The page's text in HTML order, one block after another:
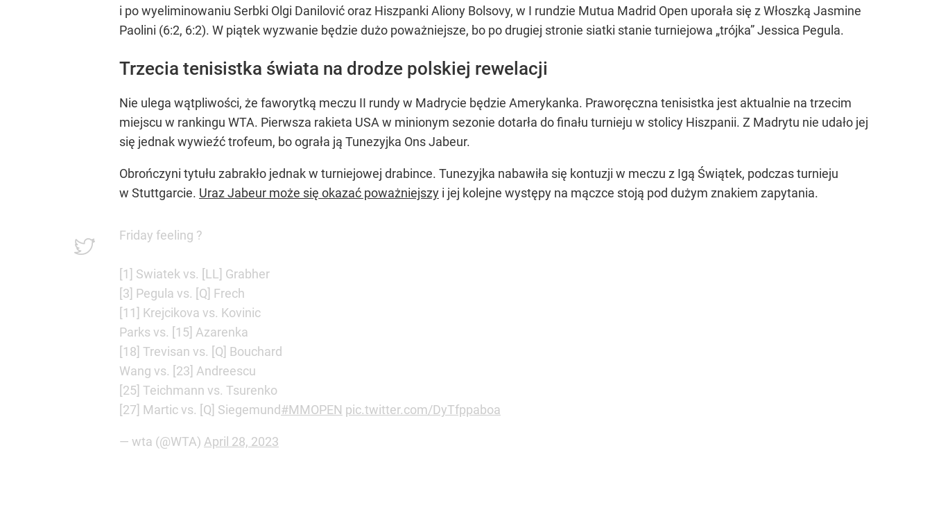
i po wyeliminowaniu Serbki Olgi Danilović oraz Hiszpanki Aliony Bolsovy, w I rundzie Mutua Madrid Open uporała się z Włoszką Jasmine
Paolini (6:2, 6:2). W piątek wyzwanie będzie dużo poważniejsze, bo po drugiej stronie siatki stanie turniejowa „trójka” Jessica Pegula.
Trzecia tenisistka świata na drodze polskiej rewelacji
Nie ulega wątpliwości, że faworytką meczu II rundy w Madrycie będzie Amerykanka. Praworęczna tenisistka jest aktualnie na trzecim
miejscu w rankingu WTA. Pierwsza rakieta USA w minionym sezonie dotarła do finału turnieju w stolicy Hiszpanii. Z Madrytu nie udało jej
się jednak wywieźć trofeum, bo ograła ją Tunezyjka Ons Jabeur.
Obrończyni tytułu zabrakło jednak w turniejowej drabince. Tunezyjka nabawiła się kontuzji w meczu z Igą Świątek, podczas turnieju
w Stuttgarcie. Uraz Jabeur może się okazać poważniejszy i jej kolejne występy na mączce stoją pod dużym znakiem zapytania.
Friday feeling ?
[1] Swiatek vs. [LL] Grabher
[3] Pegula vs. [Q] Frech
[11] Krejcikova vs. Kovinic
Parks vs. [15] Azarenka
[18] Trevisan vs. [Q] Bouchard
Wang vs. [23] Andreescu
[25] Teichmann vs. Tsurenko
[27] Martic vs. [Q] Siegemund#MMOPEN pic.twitter.com/DyTfppaboa
— wta (@WTA) April 28, 2023